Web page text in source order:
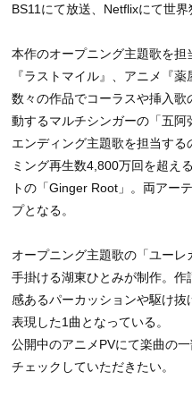
BS11にて放送、Netflixにて世界
本作のオープニング主題歌を
『ラストマイル』、アニメ『
数々の作品でコーラスや挿入
動するマルチシンガーの「五阿
エンディング主題歌を担当す
ミング再生数4,800万回を超え
トの「Ginger Root」。両アー
プとなる。
オープニング主題歌の「ユー
手掛ける湖東ひとみが制作。
感あるパーカッションや駆け
表現した1曲となっている。
公開中のアニメPVにて楽曲の
チェックしていただきたい。